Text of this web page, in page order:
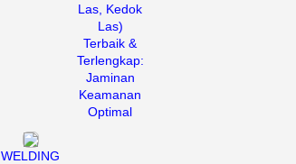
Las, Kedok
Las)
Terbaik &
Terlengkap:
Jaminan
Keamanan
Optimal
WELDING